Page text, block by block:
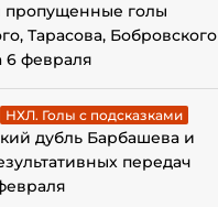
пропущенные голы
Тарасова, Бобровского
6 февраля
НХЛ. Голы с подсказками
дубль Барбашева и
передач